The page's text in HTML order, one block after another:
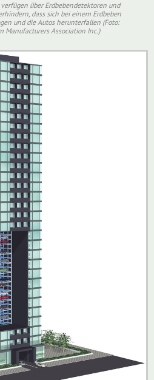
über Erdbebendetektoren und
dass sich bei einem Erdbeben
und die Autos herunterfallen (Foto:
Manufacturers Association Inc.)